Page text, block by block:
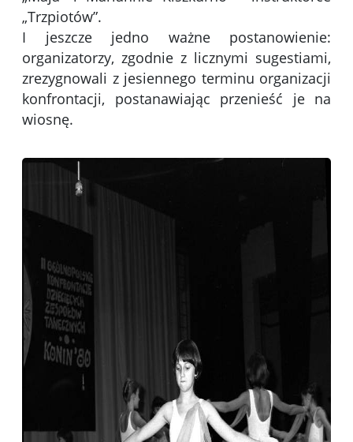
„Trzpiotów”.
I jeszcze jedno ważne postanowienie:
organizatorzy, zgodnie z licznymi sugestiami,
zrezygnowali z jesiennego terminu organizacji
konfrontacji, postanawiając przenieść je na
wiosnę.